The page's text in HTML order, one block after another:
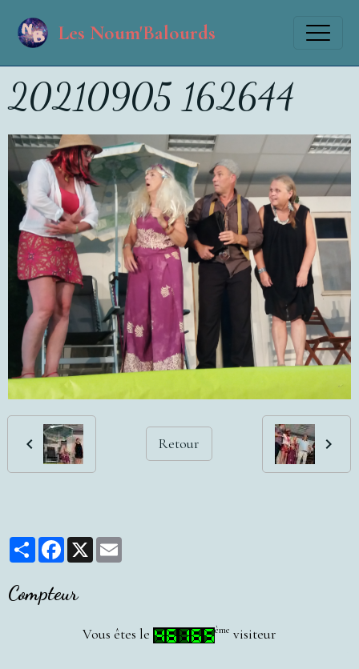
Les Noum'Balourds
20210905 162644
Retour
PartagerFacebook
X
Compteur
Vous êtes le ème visiteur